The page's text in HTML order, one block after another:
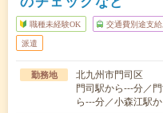
職種未経験OK 交通費別途支給
派遣
勤務地
北九州市門司区
門司駅から---分／
ら---分／小森江駅